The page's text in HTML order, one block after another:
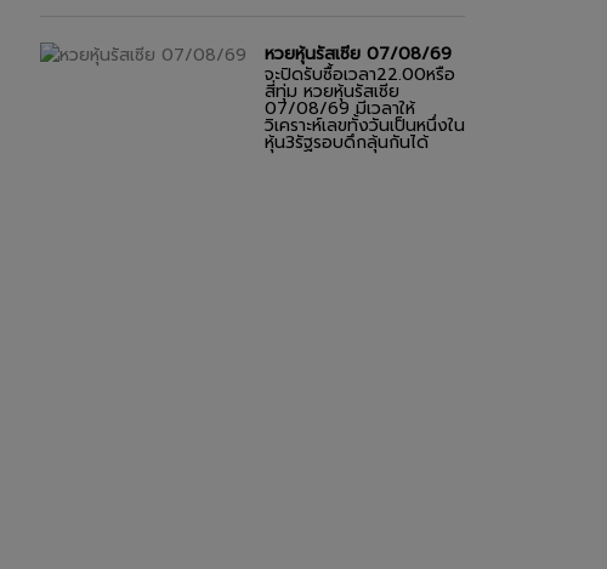
หวยหุ้นรัสเซีย 07/08/69
จะปิดรับซื้อเวลา22.00หรือ
สี่ทุ่ม หวยหุ้นรัสเซีย
07/08/69 มีเวลาให้
วิเคราะห์เลขทั้งวันเป็นหนึ่งใน
หุ้น3รัฐรอบดึกลุ้นกันได้